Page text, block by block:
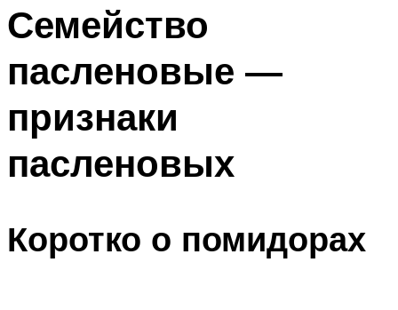
Семейство
пасленовые —
признаки
пасленовых
Коротко о помидорах